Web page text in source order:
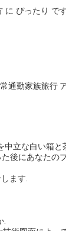
に ぴったり で
通勤家族旅行
立な白い箱と
後にあなたの
ます.
.